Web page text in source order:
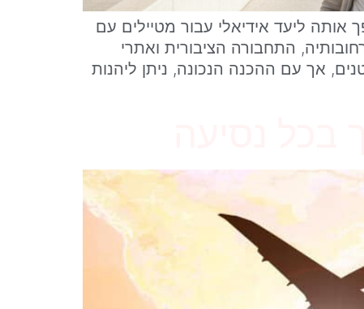
ליעד אידיאלי עבור מטיילים עם
התחבורה הציבורית ואתרי
אך עם ההכנה הנכונה, ניתן ליהנות